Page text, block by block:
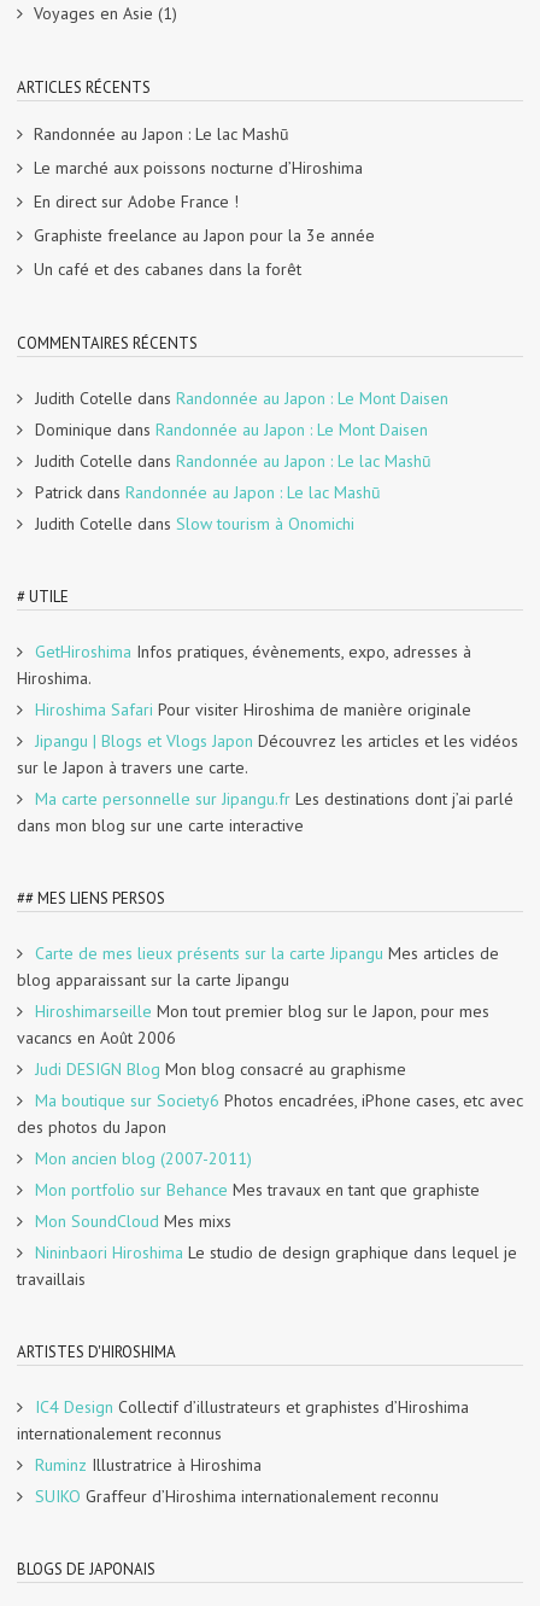
Voyages en Asie (1)
ARTICLES RÉCENTS
Randonnée au Japon : Le lac Mashū
Le marché aux poissons nocturne d’Hiroshima
En direct sur Adobe France !
Graphiste freelance au Japon pour la 3e année
Un café et des cabanes dans la forêt
COMMENTAIRES RÉCENTS
Judith Cotelle dans Randonnée au Japon : Le Mont Daisen
Dominique dans Randonnée au Japon : Le Mont Daisen
Judith Cotelle dans Randonnée au Japon : Le lac Mashū
Patrick dans Randonnée au Japon : Le lac Mashū
Judith Cotelle dans Slow tourism à Onomichi
# UTILE
GetHiroshima Infos pratiques, évènements, expo, adresses à
Hiroshima.
Hiroshima Safari Pour visiter Hiroshima de manière originale
Jipangu | Blogs et Vlogs Japon Découvrez les articles et les vidéos
sur le Japon à travers une carte.
Ma carte personnelle sur Jipangu.fr Les destinations dont j’ai parlé
dans mon blog sur une carte interactive
## MES LIENS PERSOS
Carte de mes lieux présents sur la carte Jipangu Mes articles de
blog apparaissant sur la carte Jipangu
Hiroshimarseille Mon tout premier blog sur le Japon, pour mes
vacancs en Août 2006
Judi DESIGN Blog Mon blog consacré au graphisme
Ma boutique sur Society6 Photos encadrées, iPhone cases, etc avec
des photos du Japon
Mon ancien blog (2007-2011)
Mon portfolio sur Behance Mes travaux en tant que graphiste
Mon SoundCloud Mes mixs
Nininbaori Hiroshima Le studio de design graphique dans lequel je
travaillais
ARTISTES D'HIROSHIMA
IC4 Design Collectif d’illustrateurs et graphistes d’Hiroshima
internationalement reconnus
Ruminz Illustratrice à Hiroshima
SUIKO Graffeur d’Hiroshima internationalement reconnu
BLOGS DE JAPONAIS